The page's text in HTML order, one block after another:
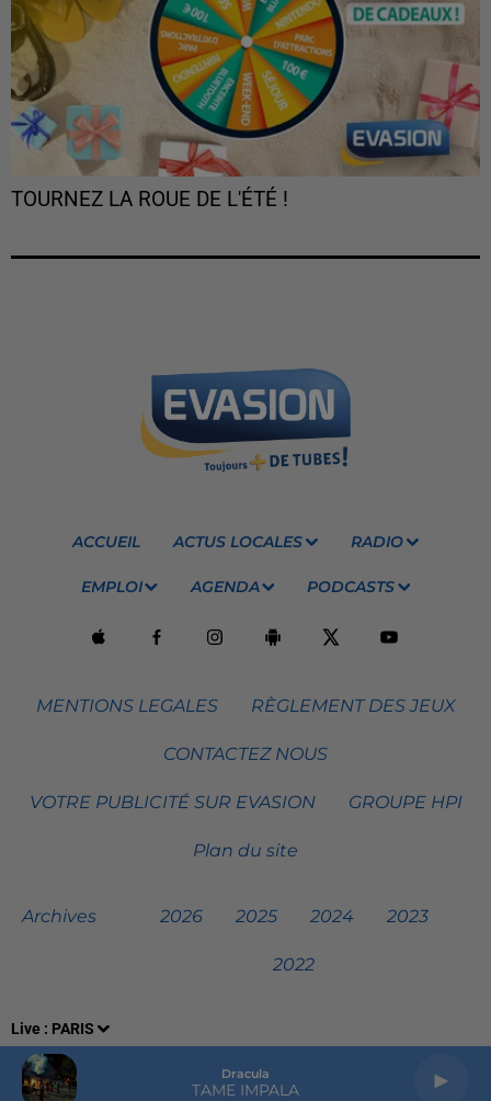
Live : PARIS
Dracula
TAME IMPALA
TOURNEZ LA ROUE DE L'ÉTÉ !
ACCUEIL ACTUS LOCALES RADIO
EMPLOI AGENDA PODCASTS
MENTIONS LEGALES RÈGLEMENT DES JEUX
CONTACTEZ NOUS
VOTRE PUBLICITÉ SUR EVASION GROUPE HPI
Plan du site
Archives 2026 2025 2024 2023
2022